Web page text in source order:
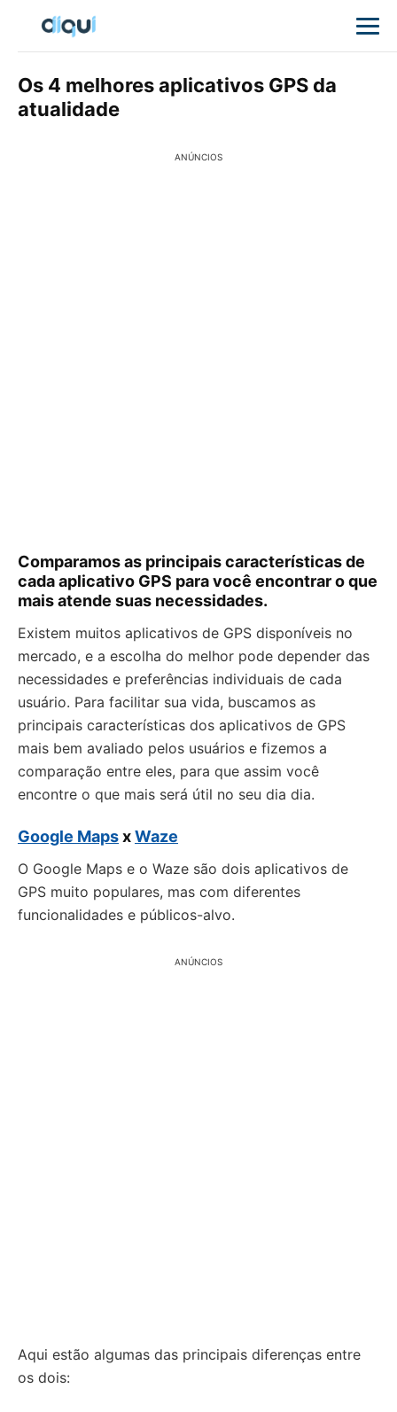
Os 4 melhores aplicativos GPS da
atualidade
ANÚNCIOS
Comparamos as principais características de
cada aplicativo GPS para você encontrar o que
mais atende suas necessidades.
Existem muitos aplicativos de GPS disponíveis no
mercado, e a escolha do melhor pode depender das
necessidades e preferências individuais de cada
usuário. Para facilitar sua vida, buscamos as
principais características dos aplicativos de GPS
mais bem avaliado pelos usuários e fizemos a
comparação entre eles, para que assim você
encontre o que mais será útil no seu dia dia.
Google MapsxWaze
O Google Maps e o Waze são dois aplicativos de
GPS muito populares, mas com diferentes
funcionalidades e públicos-alvo.
ANÚNCIOS
Aqui estão algumas das principais diferenças entre
os dois: